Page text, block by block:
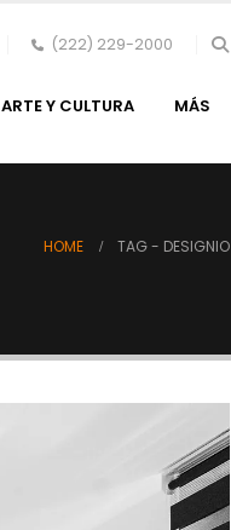
(222) 229-2000
ARTE Y CULTURA MÁS
HOME TAG - DESIGNIO